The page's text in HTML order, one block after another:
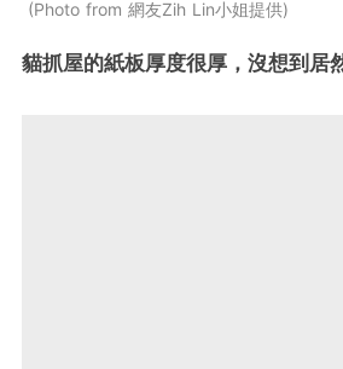
Photo from 網友Zih Lin小姐提供
貓抓屋的紙板厚度很厚，沒想到居